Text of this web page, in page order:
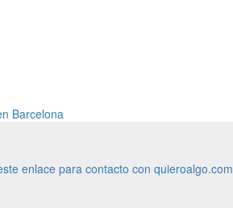
Barcelona
enlace para contacto con quieroalgo.com